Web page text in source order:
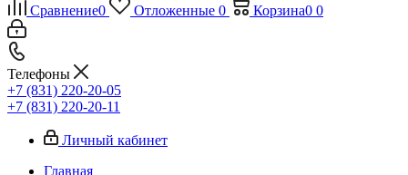
Сравнение0 Отложенные 0 Корзина0 0
Телефоны
+7 (831) 220-20-05
+7 (831) 220-20-11
Личный кабинет
Главная